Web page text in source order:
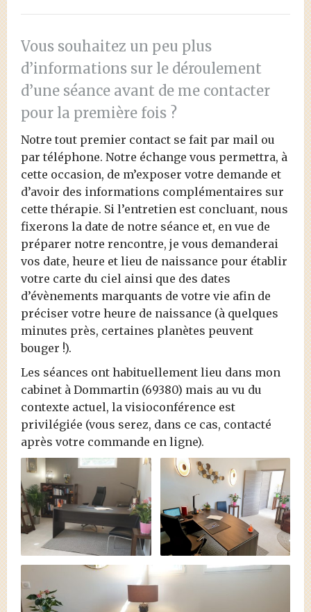
Vous souhaitez un peu plus
d’informations sur le déroulement
d’une séance avant de me contacter
pour la première fois ?
Notre tout premier contact se fait par mail ou
par téléphone. Notre échange vous permettra, à
cette occasion, de m’exposer votre demande et
d’avoir des informations complémentaires sur
cette thérapie. Si l’entretien est concluant, nous
fixerons la date de notre séance et, en vue de
préparer notre rencontre, je vous demanderai
vos date, heure et lieu de naissance pour établir
votre carte du ciel ainsi que des dates
d’évènements marquants de votre vie afin de
préciser votre heure de naissance (à quelques
minutes près, certaines planètes peuvent
bouger !).
Les séances ont habituellement lieu dans mon
cabinet à Dommartin (69380) mais au vu du
contexte actuel, la visioconférence est
privilégiée (vous serez, dans ce cas, contacté
après votre commande en ligne).